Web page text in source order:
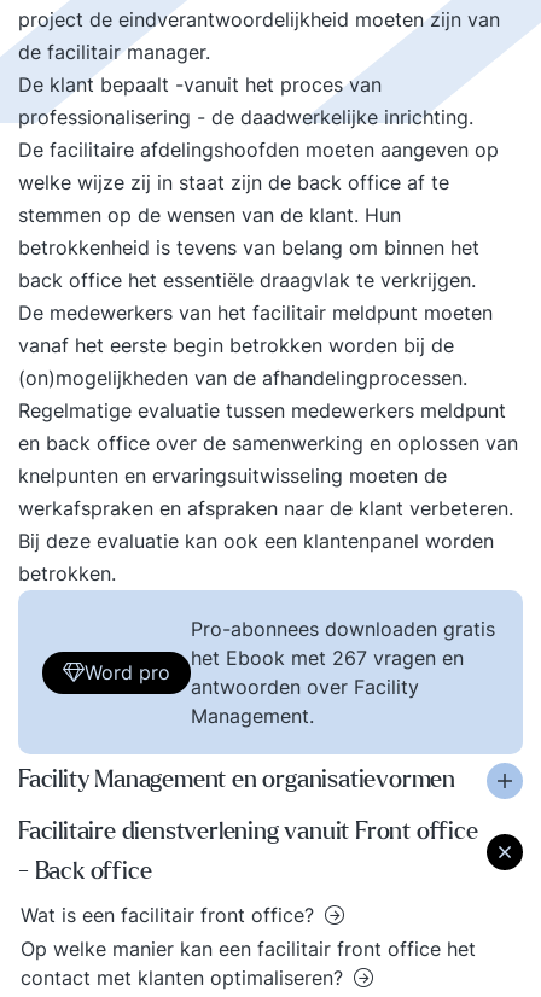
project de eindverantwoordelijkheid moeten zijn van
de facilitair manager.
De klant bepaalt -vanuit het proces van
professionalisering - de daadwerkelijke inrichting.
De facilitaire afdelingshoofden moeten aangeven op
welke wijze zij in staat zijn de back office af te
stemmen op de wensen van de klant. Hun
betrokkenheid is tevens van belang om binnen het
back office het essentiële draagvlak te verkrijgen.
De medewerkers van het facilitair meldpunt moeten
vanaf het eerste begin betrokken worden bij de
(on)mogelijkheden van de afhandelingprocessen.
Regelmatige evaluatie tussen medewerkers meldpunt
en back office over de samenwerking en oplossen van
knelpunten en ervaringsuitwisseling moeten de
werkafspraken en afspraken naar de klant verbeteren.
Bij deze evaluatie kan ook een klantenpanel worden
betrokken.
Word pro
Pro-abonnees downloaden gratis
het Ebook met 267 vragen en
antwoorden over Facility
Management.
Facility Management en organisatievormen
Facilitaire dienstverlening vanuit Front office
- Back office
Wat is een facilitair front office?
Op welke manier kan een facilitair front office het
contact met klanten optimaliseren?